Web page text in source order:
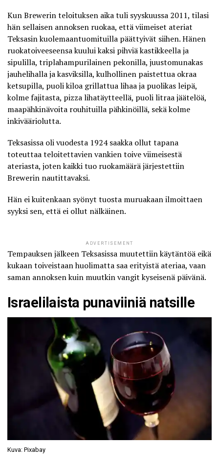
Kun Brewerin teloituksen aika tuli syyskuussa 2011, tilasi
hän sellaisen annoksen ruokaa, että viimeiset ateriat
Teksasin kuolemaantuomituilla päättyivät siihen. Hänen
ruokatoiveeseensa kuului kaksi pihviä kastikkeella ja
sipulilla, triplahampurilainen pekonilla, juustomunakas
jauhelihalla ja kasviksilla, kulhollinen paistettua okraa
ketsupilla, puoli kiloa grillattua lihaa ja puolikas leipä,
kolme fajitasta, pizza lihatäytteellä, puoli litraa jäätelöä,
maapähkinävoita rouhituilla pähkinöillä, sekä kolme
inkivääriolutta.
Teksasissa oli vuodesta 1924 saakka ollut tapana
toteuttaa teloitettavien vankien toive viimeisestä
ateriasta, joten kaikki tuo ruokamäärä järjestettiin
Brewerin nautittavaksi.
Hän ei kuitenkaan syönyt tuosta muruakaan ilmoittaen
syyksi sen, että ei ollut nälkäinen.
ADVERTISEMENT
Tempauksen jälkeen Teksasissa muutettiin käytäntöä eikä
kukaan toiveistaan huolimatta saa erityistä ateriaa, vaan
saman annoksen kuin muutkin vangit kyseisenä päivänä.
Israelilaista punaviiniä natsille
Kuva: Pixabay